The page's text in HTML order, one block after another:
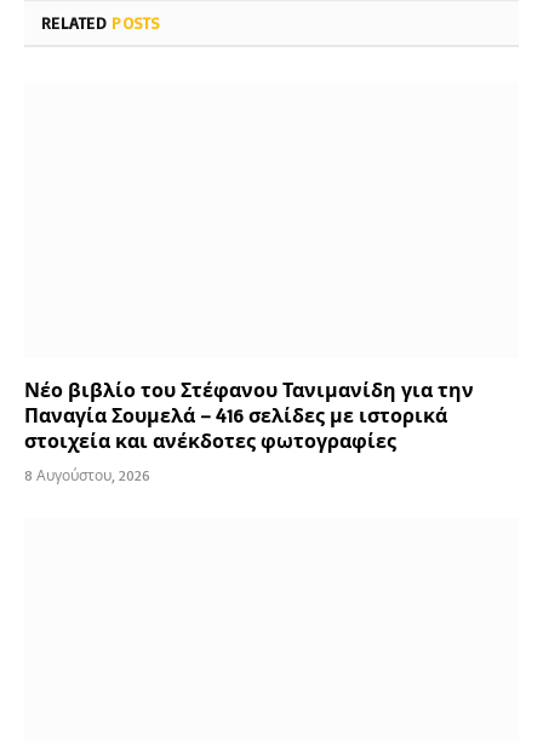
RELATED POSTS
Νέο βιβλίο του Στέφανου Τανιμανίδη για την
Παναγία Σουμελά – 416 σελίδες με ιστορικά
στοιχεία και ανέκδοτες φωτογραφίες
8 Αυγούστου, 2026